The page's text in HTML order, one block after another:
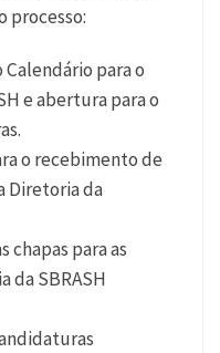
processo:
para o
e abertura para o
o recebimento de
Diretoria da
chapas para as
da SBRASH